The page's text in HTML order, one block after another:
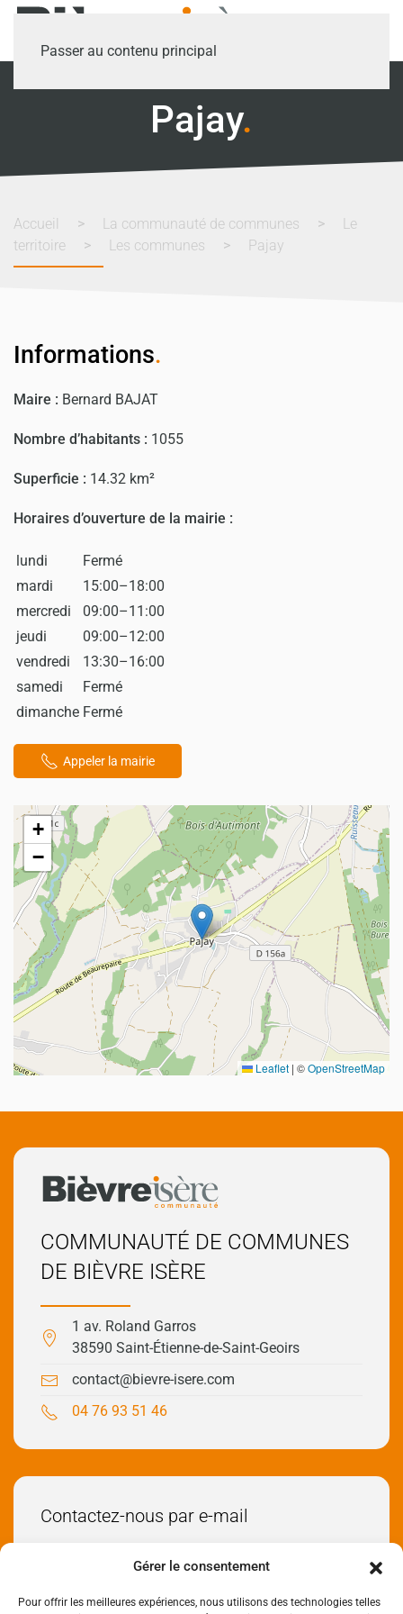
Gérer le consentement
Pour offrir les meilleures expériences, nous utilisons des technologies telles
Passer au contenu principal
Pajay.
Accueil La communauté de communes
Le
territoire
Les communes Pajay
Informations.
Maire : Bernard BAJAT
Nombre d’habitants : 1055
Superficie : 14.32 km²
Horaires d’ouverture de la mairie :
lundi
Fermé
mardi
15:00–18:00
mercredi
09:00–11:00
jeudi
09:00–12:00
vendredi
13:30–16:00
samedi
Fermé
dimanche Fermé
Appeler la mairie
+
−
Leaflet | ©OpenStreetMap
COMMUNAUTÉ DE COMMUNES
DE BIÈVRE ISÈRE
1 av. Roland Garros
38590 Saint-Étienne-de-Saint-Geoirs
contact@bievre-isere.com
04 76 93 51 46
Contactez-nous par e-mail
Envoyez-nous un e-mail